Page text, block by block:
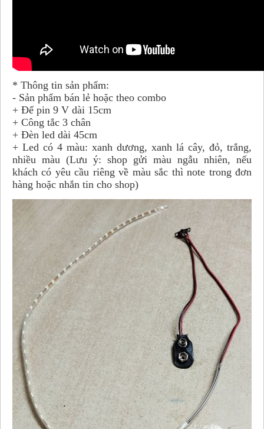
* Thông tin sản phẩm:
- Sản phẩm bán lẻ hoặc theo combo
+ Đế pin 9 V dài 15cm
+ Công tắc 3 chân
+ Đèn led dài 45cm
+ Led có 4 màu: xanh dương, xanh lá cây, đỏ, trắng,
nhiều màu (Lưu ý: shop gửi màu ngẫu nhiên, nếu
khách có yêu cầu riêng về màu sắc thì note trong đơn
hàng hoặc nhắn tin cho shop)